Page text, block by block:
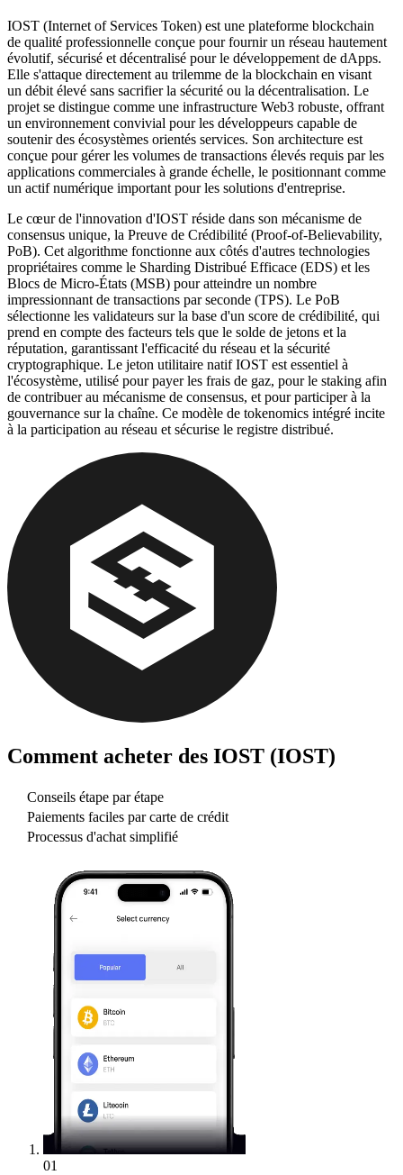
IOST (Internet of Services Token) est une plateforme blockchain
de qualité professionnelle conçue pour fournir un réseau hautement
évolutif, sécurisé et décentralisé pour le développement de dApps.
Elle s'attaque directement au trilemme de la blockchain en visant
un débit élevé sans sacrifier la sécurité ou la décentralisation. Le
projet se distingue comme une infrastructure Web3 robuste, offrant
un environnement convivial pour les développeurs capable de
soutenir des écosystèmes orientés services. Son architecture est
conçue pour gérer les volumes de transactions élevés requis par les
applications commerciales à grande échelle, le positionnant comme
un actif numérique important pour les solutions d'entreprise.
Le cœur de l'innovation d'IOST réside dans son mécanisme de
consensus unique, la Preuve de Crédibilité (Proof-of-Believability,
PoB). Cet algorithme fonctionne aux côtés d'autres technologies
propriétaires comme le Sharding Distribué Efficace (EDS) et les
Blocs de Micro-États (MSB) pour atteindre un nombre
impressionnant de transactions par seconde (TPS). Le PoB
sélectionne les validateurs sur la base d'un score de crédibilité, qui
prend en compte des facteurs tels que le solde de jetons et la
réputation, garantissant l'efficacité du réseau et la sécurité
cryptographique. Le jeton utilitaire natif IOST est essentiel à
l'écosystème, utilisé pour payer les frais de gaz, pour le staking afin
de contribuer au mécanisme de consensus, et pour participer à la
gouvernance sur la chaîne. Ce modèle de tokenomics intégré incite
à la participation au réseau et sécurise le registre distribué.
Comment acheter des IOST (IOST)
Conseils étape par étape
Paiements faciles par carte de crédit
Processus d'achat simplifié
01